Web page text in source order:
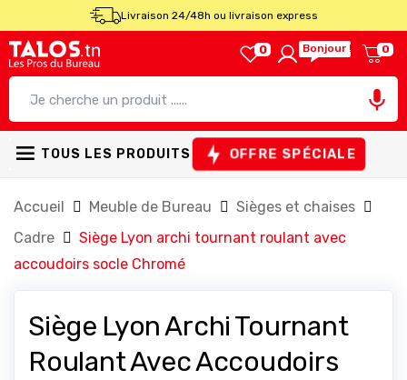
Livraison 24/48h ou livraison express
0 Bonjour ! 0

TOUS LES PRODUITS OFFRE SPÉCIALE
Accueil Meuble de Bureau
Sièges et chaises
Cadre
Siège Lyon archi tournant roulant avec
accoudoirs socle Chromé
Siège Lyon Archi Tournant
Roulant Avec Accoudoirs